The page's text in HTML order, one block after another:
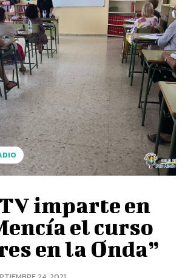
imparte en
el curso
en la Onda”